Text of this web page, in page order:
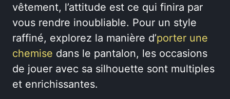
vêtement, l’attitude est ce qui finira par
vous rendre inoubliable. Pour un style
raffiné, explorez la manière d’porter une
chemise dans le pantalon, les occasions
de jouer avec sa silhouette sont multiples
et enrichissantes.